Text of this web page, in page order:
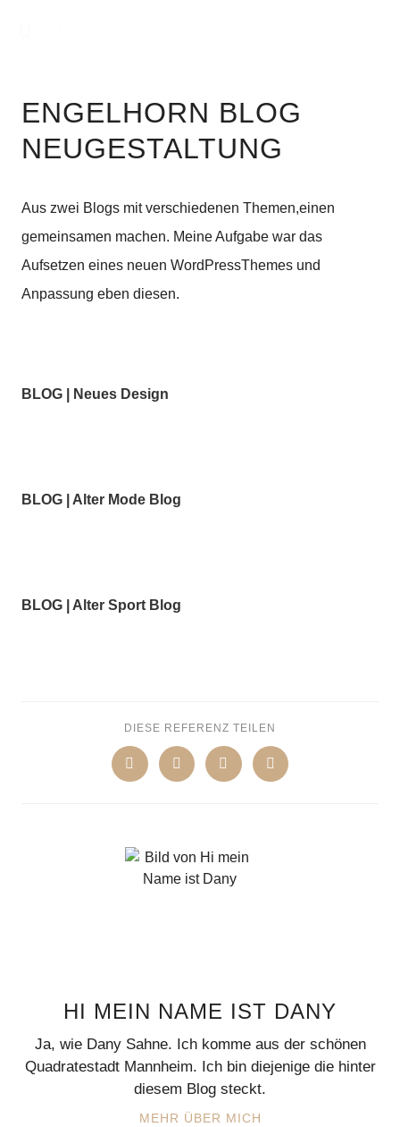
ENGELHORN BLOG
NEUGESTALTUNG
Aus zwei Blogs mit verschiedenen Themen,einen
gemeinsamen machen. Meine Aufgabe war das
Aufsetzen eines neuen WordPressThemes und
Anpassung eben diesen.
BLOG | Neues Design
BLOG | Alter Mode Blog
BLOG | Alter Sport Blog
DIESE REFERENZ TEILEN
HI MEIN NAME IST DANY
Ja, wie Dany Sahne. Ich komme aus der schönen
Quadratestadt Mannheim. Ich bin diejenige die hinter
diesem Blog steckt.
MEHR ÜBER MICH